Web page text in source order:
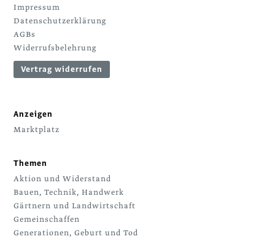
Impressum
Datenschutzerklärung
AGBs
Widerrufsbelehrung
Vertrag widerrufen
Anzeigen
Marktplatz
Themen
Aktion und Widerstand
Bauen, Technik, Handwerk
Gärtnern und Landwirtschaft
Gemeinschaffen
Generationen, Geburt und Tod